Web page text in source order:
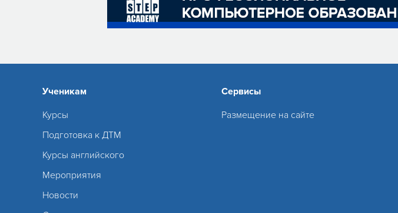
Ученикам
Курсы
Подготовка к ДТМ
Курсы английского
Мероприятия
Новости
Сервисы
Размещение на сайте